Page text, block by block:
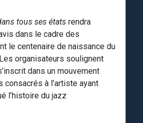
tous ses états rendra
dans le cadre des
le centenaire de naissance du
organisateurs soulignent
dans un mouvement
consacrés à l’artiste ayant
l’histoire du jazz